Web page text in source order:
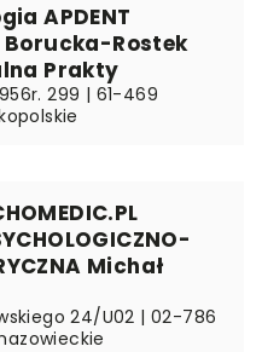
APDENT
Borucka-Rostek
Prakty
299 | 61-469
Michał
24/U02 | 02-786